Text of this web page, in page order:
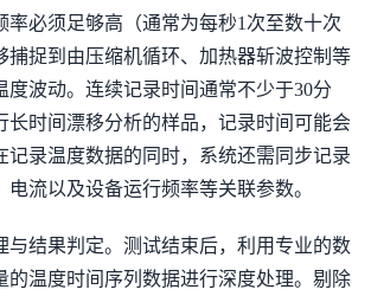
率必须足够高（通常为每秒1次至数十次
捕捉到由压缩机循环、加热器斩波控制等
度波动。连续记录时间通常不少于30分
长时间漂移分析的样品，记录时间可能会
记录温度数据的同时，系统还需同步记录
流以及设备运行频率等关联参数。
与结果判定。测试结束后，利用专业的数
的温度时间序列数据进行深度处理。剔除